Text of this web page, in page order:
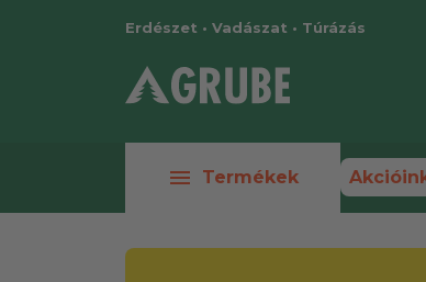
Erdészet • Vadászat • Túrázás
menu Termékek